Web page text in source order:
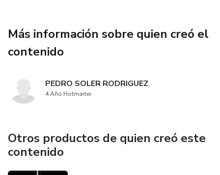
Más información sobre quien creó el
contenido
PEDRO SOLER RODRIGUEZ
4 Año Hotmarter
Otros productos de quien creó este
contenido